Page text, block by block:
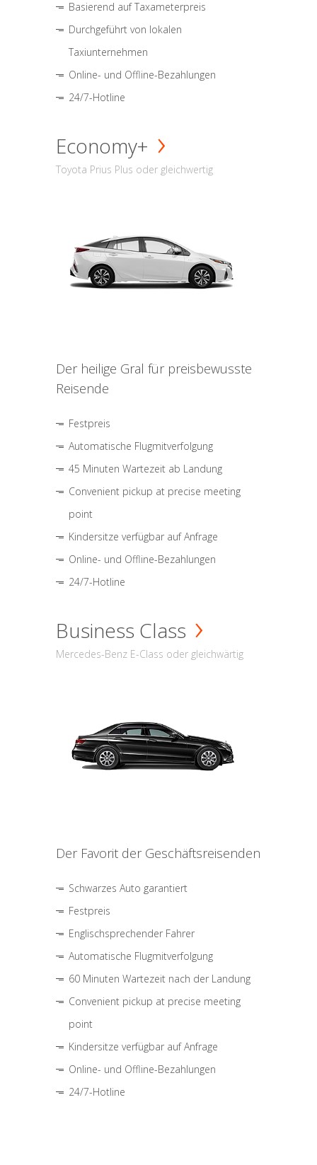
Basierend auf Taxameterpreis
Durchgeführt von lokalen
Taxiunternehmen
Online- und Offline-Bezahlungen
24/7-Hotline
Economy+
Toyota Prius Plus oder gleichwertig
Der heilige Gral für preisbewusste
Reisende
Festpreis
Automatische Flugmitverfolgung
45 Minuten Wartezeit ab Landung
Convenient pickup at precise meeting
point
Kindersitze verfügbar auf Anfrage
Online- und Offline-Bezahlungen
24/7-Hotline
Business Class
Mercedes-Benz E-Class oder gleichwärtig
Der Favorit der Geschäftsreisenden
Schwarzes Auto garantiert
Festpreis
Englischsprechender Fahrer
Automatische Flugmitverfolgung
60 Minuten Wartezeit nach der Landung
Convenient pickup at precise meeting
point
Kindersitze verfügbar auf Anfrage
Online- und Offline-Bezahlungen
24/7-Hotline